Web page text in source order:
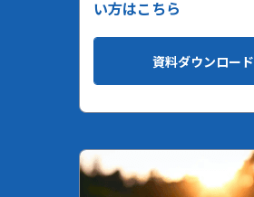
い方はこちら
資料ダウンロード